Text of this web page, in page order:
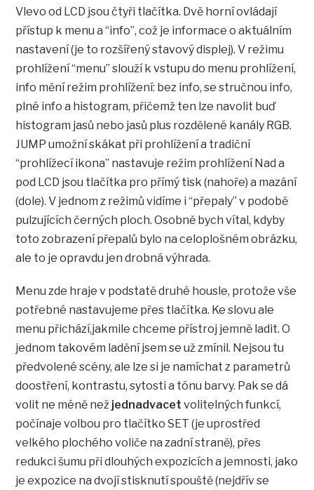
Vlevo od LCD jsou čtyři tlačítka. Dvě horní ovládají
přístup k menu a “info”, což je informace o aktuálním
nastavení (je to rozšířený stavový displej). V režimu
prohlížení “menu” slouží k vstupu do menu prohlížení,
info mění režim prohlížení: bez info, se stručnou info,
plné info a histogram, přičemž ten lze navolit buď
histogram jasů nebo jasů plus rozdělené kanály RGB.
JUMP umožní skákat při prohlížení a tradiční
“prohlížecí ikona” nastavuje režim prohlížení Nad a
pod LCD jsou tlačítka pro přímý tisk (nahoře) a mazání
(dole). V jednom z režimů vidíme i “přepaly” v podobě
pulzujících černých ploch. Osobně bych vítal, kdyby
toto zobrazení přepalů bylo na celoplošném obrázku,
ale to je opravdu jen drobná výhrada.
Menu zde hraje v podstatě druhé housle, protože vše
potřebné nastavujeme přes tlačítka. Ke slovu ale
menu přichází,jakmile chceme přístroj jemně ladit. O
jednom takovém ladění jsem se už zmínil. Nejsou tu
předvolené scény, ale lze si je namíchat z parametrů
doostření, kontrastu, sytosti a tónu barvy. Pak se dá
volit ne méně než jednadvacet volitelných funkcí,
počínaje volbou pro tlačítko SET (je uprostřed
velkého plochého voliče na zadní straně), přes
redukci šumu při dlouhých expozicích a jemnosti, jako
je expozice na dvojí stisknutí spouště (nejdřív se